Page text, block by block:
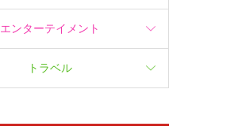
エンターテイメント
トラベル